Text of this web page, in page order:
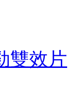
雙效片